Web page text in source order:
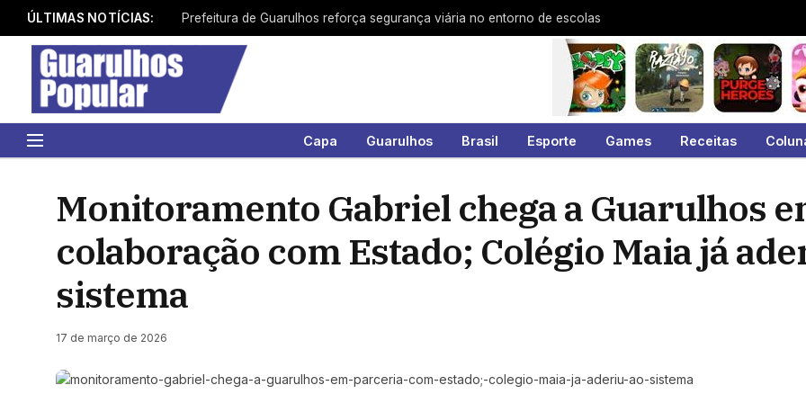
ÚLTIMAS NOTÍCIAS: Prefeitura de Guarulhos reforça segurança viária no entorno de escolas
Capa Guarulhos Brasil Esporte Games Receitas
Monitoramento Gabriel chega a Guarulhos
colaboração com Estado; Colégio Maia já
sistema
17 de março de 2026